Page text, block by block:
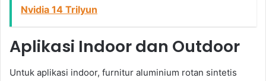
Nvidia 14 Trilyun
Aplikasi Indoor dan Outdoor
Untuk aplikasi indoor, furnitur aluminium rotan sintetis